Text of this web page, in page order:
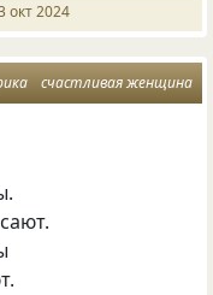
окт 2024
счастливая женщина